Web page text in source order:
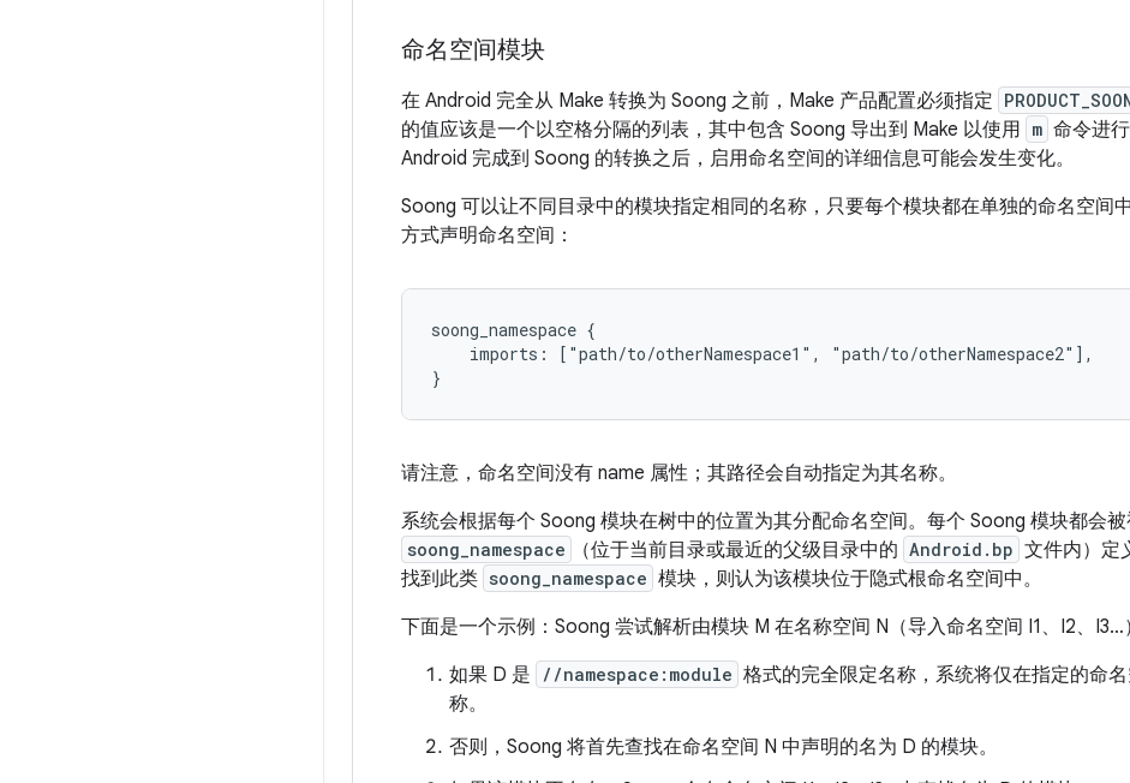
命名空间模块
在 Android 完全从 Make 转换为 Soong 之前，Make 产品配置必须指定
的值应该是一个以空格分隔的列表，其中包含 Soong 导出到 Make 以使用 m 命令进
Android 完成到 Soong 的转换之后，启用命名空间的详细信息可能会发生变化。
Soong 可以让不同目录中的模块指定相同的名称，只要每个模块都在单独的命名空间
方式声明命名空间：
soong_namespace {
    imports: ["path/to/otherNamespace1", "path/to/otherNamespace2"],
请注意，命名空间没有 name 属性；其路径会自动指定为其名称。
系统会根据每个 Soong 模块在树中的位置为其分配命名空间。每个 Soong 模块都会
soong_namespace （位于当前目录或最近的父级目录中的 Android.bp 文件内）定
找到此类 soong_namespace 模块，则认为该模块位于隐式根命名空间中。
下面是一个示例：Soong 尝试解析由模块 M 在名称空间 N（导入命名空间 I1、I2、I3…
如果 D 是
//namespace:module 格式的完全限定名称，系统将仅在指定的命
称。
否则，Soong 将首先查找在命名空间 N 中声明的名为 D 的模块。